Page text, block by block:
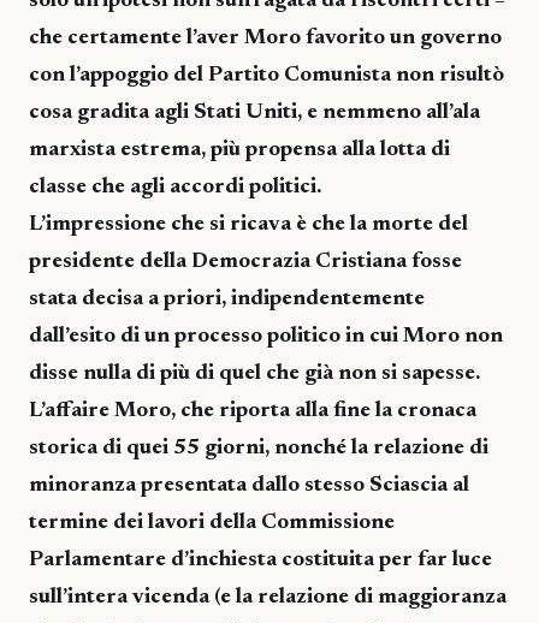
che certamente l’aver Moro favorito un governo
con l’appoggio del Partito Comunista non risultò
cosa gradita agli Stati Uniti, e nemmeno all’ala
marxista estrema, più propensa alla lotta di
classe che agli accordi politici.
L’impressione che si ricava è che la morte del
presidente della Democrazia Cristiana fosse
stata decisa a priori, indipendentemente
dall’esito di un processo politico in cui Moro non
disse nulla di più di quel che già non si sapesse.
L’affaire Moro, che riporta alla fine la cronaca
storica di quei 55 giorni, nonché la relazione di
minoranza presentata dallo stesso Sciascia al
termine dei lavori della Commissione
Parlamentare d’inchiesta costituita per far luce
sull’intera vicenda (e la relazione di maggioranza